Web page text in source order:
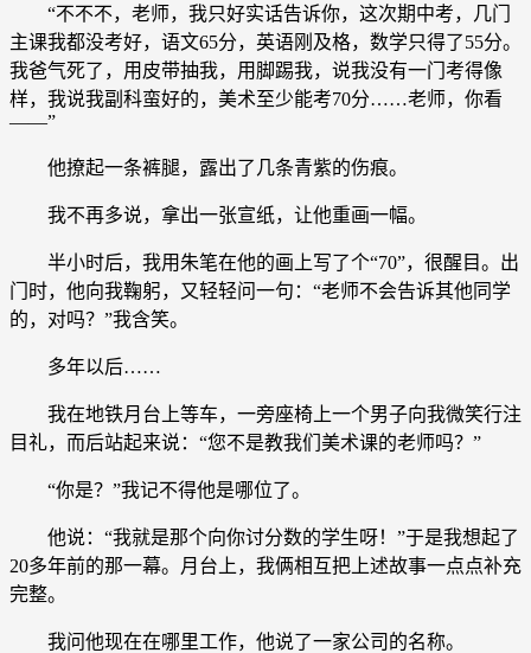
“不不不，老师，我只好实话告诉你，这次期中考，几门
主课我都没考好，语文65分，英语刚及格，数学只得了55分。
我爸气死了，用皮带抽我，用脚踢我，说我没有一门考得像
样，我说我副科蛮好的，美术至少能考70分……老师，你看
——”
他撩起一条裤腿，露出了几条青紫的伤痕。
我不再多说，拿出一张宣纸，让他重画一幅。
半小时后，我用朱笔在他的画上写了个“70”，很醒目。出
门时，他向我鞠躬，又轻轻问一句：“老师不会告诉其他同学
的，对吗？”我含笑。
多年以后……
我在地铁月台上等车，一旁座椅上一个男子向我微笑行注
目礼，而后站起来说：“您不是教我们美术课的老师吗？”
“你是？”我记不得他是哪位了。
他说：“我就是那个向你讨分数的学生呀！”于是我想起了
20多年前的那一幕。月台上，我俩相互把上述故事一点点补充
完整。
我问他现在在哪里工作，他说了一家公司的名称。